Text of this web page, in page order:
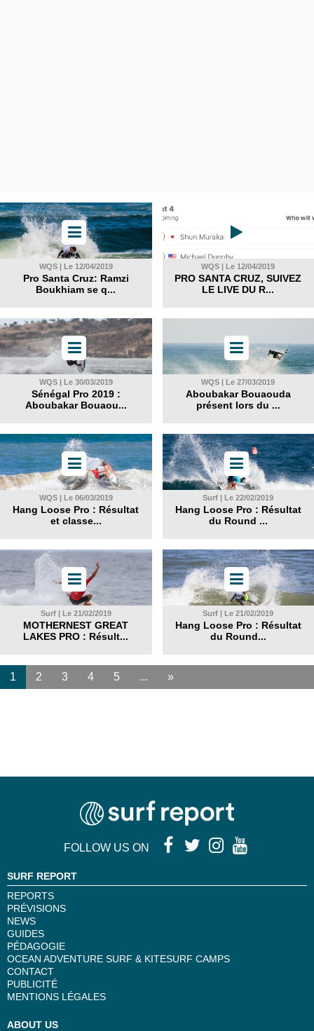
WQS | Le 12/04/2019
Pro Santa Cruz: Ramzi
Boukhiam se q...
WQS | Le 12/04/2019
PRO SANTA CRUZ, SUIVEZ
LE LIVE DU R...
WQS | Le 30/03/2019
Sénégal Pro 2019 :
Aboubakar Bouaou...
WQS | Le 27/03/2019
Aboubakar Bouaouda
présent lors du ...
WQS | Le 06/03/2019
Hang Loose Pro : Résultat
et classe...
Surf | Le 22/02/2019
Hang Loose Pro : Résultat
du Round ...
Surf | Le 21/02/2019
MOTHERNEST GREAT
LAKES PRO : Résult...
Surf | Le 21/02/2019
Hang Loose Pro : Résultat
du Round...
1 2 3 4 5 ... »
FOLLOW US ON
SURF REPORT
REPORTS
PRÉVISIONS
NEWS
GUIDES
PÉDAGOGIE
OCEAN ADVENTURE SURF & KITESURF CAMPS
CONTACT
PUBLICITÉ
MENTIONS LÉGALES
ABOUT US